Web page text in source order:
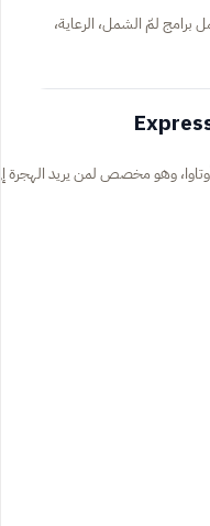
برامج لمّ الشمل، الرعاية،
أوتاوا، وهو مخصص لمن يريد الهجرة